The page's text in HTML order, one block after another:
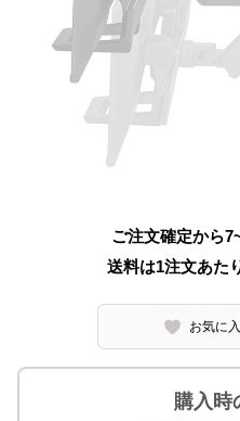
ご注文確定から
送料は1注文あた
お気に
購入時